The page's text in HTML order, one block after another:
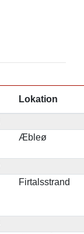
Lokation
Æbleø
Firtalsstrand